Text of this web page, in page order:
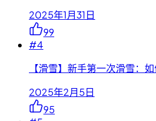
2025年1月31日
99
#4
【滑雪】新手第一次滑雪：
2025年2月5日
95